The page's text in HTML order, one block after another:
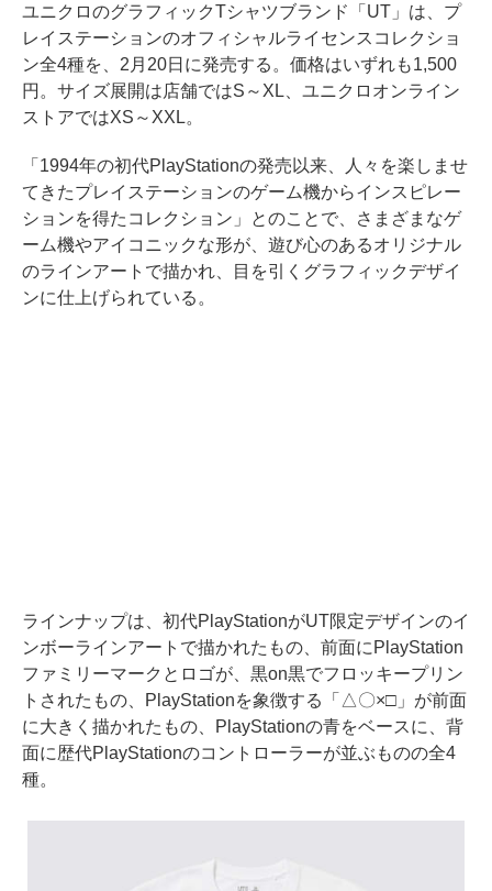
ユニクロのグラフィックTシャツブランド「UT」は、プ
レイステーションのオフィシャルライセンスコレクショ
ン全4種を、2月20日に発売する。価格はいずれも1,500
円。サイズ展開は店舗ではS～XL、ユニクロオンライン
ストアではXS～XXL。
「1994年の初代PlayStationの発売以来、人々を楽しませ
てきたプレイステーションのゲーム機からインスピレー
ションを得たコレクション」とのことで、さまざまなゲ
ーム機やアイコニックな形が、遊び心のあるオリジナル
のラインアートで描かれ、目を引くグラフィックデザイ
ンに仕上げられている。
ラインナップは、初代PlayStationがUT限定デザインのイ
ンボーラインアートで描かれたもの、前面にPlayStation
ファミリーマークとロゴが、黒on黒でフロッキープリン
トされたもの、PlayStationを象徴する「△〇×□」が前面
に大きく描かれたもの、PlayStationの青をベースに、背
面に歴代PlayStationのコントローラーが並ぶものの全4
種。